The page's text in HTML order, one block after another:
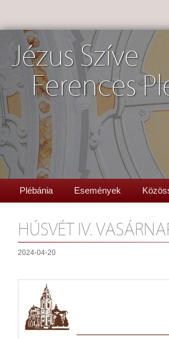
Jézus Szíve
Ferences
Plébánia Események
HÚSVÉT IV.
2024-04-20